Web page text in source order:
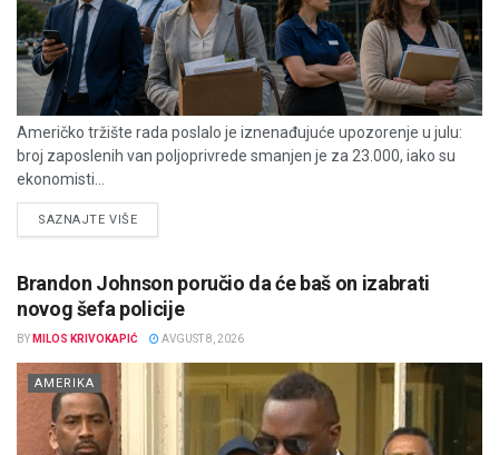
Američko tržište rada poslalo je iznenađujuće upozorenje u julu:
broj zaposlenih van poljoprivrede smanjen je za 23.000, iako su
ekonomisti...
SAZNAJTE VIŠEDETAILS
Brandon Johnson poručio da će baš on izabrati
novog šefa policije
BY MILOS KRIVOKAPIĆ AVGUST 8, 2026
AMERIKA